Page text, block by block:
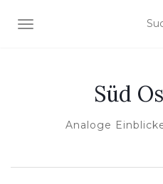
NAVIGATION
Süd
Analoge